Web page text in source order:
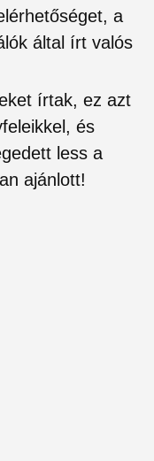
a
által írt valós
írtak, ez azt
és
less a
ajánlott!